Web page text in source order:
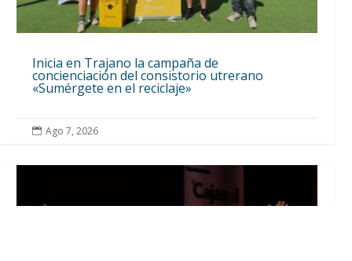
Inicia en Trajano la campaña de
concienciación del consistorio utrerano
«Sumérgete en el reciclaje»
 Ago 7, 2026